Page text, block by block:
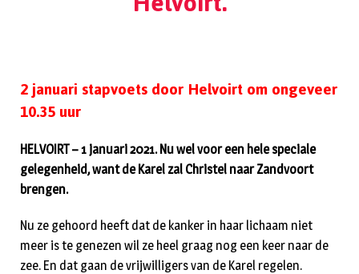
2 januari stapvoets door Helvoirt om ongeveer
10.35 uur
HELVOIRT – 1 januari 2021. Nu wel voor een hele speciale
gelegenheid, want de Karel zal Christel naar Zandvoort
brengen.
Nu ze gehoord heeft dat de kanker in haar lichaam niet
meer is te genezen wil ze heel graag nog een keer naar de
zee. En dat gaan de vrijwilligers van de Karel regelen.